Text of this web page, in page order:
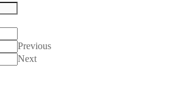
Previous
Next